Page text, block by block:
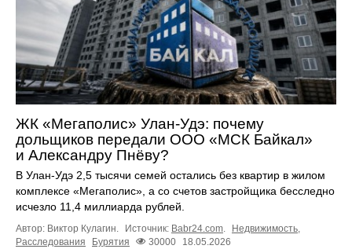
ЖК «Мегаполис» Улан-Удэ: почему
дольщиков передали ООО «МСК Байкал»
и Александру Пнёву?
В Улан-Удэ 2,5 тысячи семей остались без квартир в жилом
комплексе «Мегаполис», а со счетов застройщика бесследно
исчезло 11,4 миллиарда рублей.
Автор: Виктор Кулагин. Источник: Babr24.com. Недвижимость,
Расследования
Бурятия 30000 18.05.2026